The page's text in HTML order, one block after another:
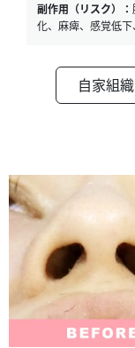
副作用（リスク）：
化、麻痺、感覚低下
自家組